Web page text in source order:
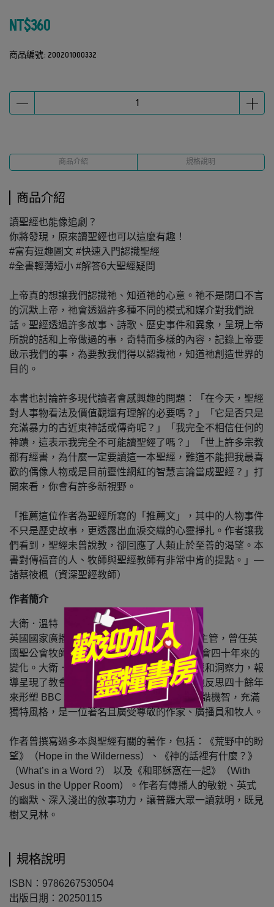
NT$360
商品編號: 200201000332
商品介紹 規格說明
商品介紹
讀聖經也能像追劇？
你將發現，原來讀聖經也可以這麼有趣！
#富有逗趣圖文 #快速入門認識聖經
#全書輕薄短小 #解答6大聖經疑問
上帝真的想讓我們認識祂、知道祂的心意。祂不是閉口不言
的沉默上帝，祂會透過許多種不同的模式和媒介對我們說
話。聖經透過許多故事、詩歌、歷史事件和異象，呈現上帝
所說的話和上帝做過的事，奇特而多樣的內容，記錄上帝要
啟示我們的事，為要教我們得以認識祂，知道祂創造世界的
目的。
本書也討論許多現代讀者會感興趣的問題：「在今天，聖經
對人事物看法及價值觀還有理解的必要嗎？」「它是否只是
充滿暴力的古近東神話或傳奇呢？」「我完全不相信任何的
神蹟，這表示我完全不可能讀聖經了嗎？」「世上許多宗教
都有經書，為什麼一定要讀這一本聖經，難道不能把我最喜
歡的偶像人物或是目前靈性網紅的智慧言論當成聖經？」打
開來看，你會有許多新視野。
「推薦這位作者為聖經所寫的「推薦文」，其中的人物事件
不只是歷史故事，更透露出血淚交織的心靈掙扎。作者讓我
們看到，聖經未曾說教，卻回應了人類止於至善的渴望。本
書對傳福音的人、牧師與聖經教師有非常中肯的提點。」—
諸蔡筱楓（資深聖經教師）
作者簡介
大衛．溫特（David Winter）
英國國家廣播公司BBC 前宗教廣播節目部的主管，曾任英
國聖公會牧師。他親自見證了 BBC 和英國教會四十年來的
變化。大衛．溫特精彩深度的思考充滿了智慧和洞察力，報
導呈現了教會和英國對基督教態度的轉變，他反思四十餘年
來形塑 BBC 和教會的各樣影響因素。文筆詼諧機智，充滿
獨特風格，是一位著名且廣受尊敬的作家、廣播員和牧人。
作者曾撰寫過多本與聖經有關的著作，包括：《荒野中的盼
望》（Hope in the Wilderness）、《神的話裡有什麼？》
（What’s in a Word ?） 以及《和耶穌窩在一起》（With
Jesus in the Upper Room）。作者有傳播人的敏銳、英式
的幽默、深入淺出的敘事功力，讓普羅大眾一讀就明，既見
樹又見林。
規格說明
ISBN：9786267530504
出版日期：20250115